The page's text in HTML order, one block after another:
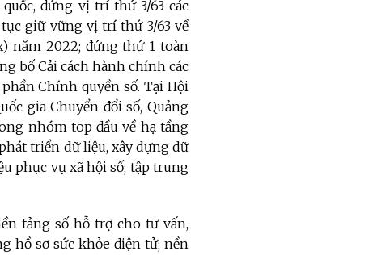
đứng vị trí thứ 3/63 các
giữ vững vị trí thứ 3/63 về
năm 2022; đứng thứ 1 toàn
bố Cải cách hành chính các
Chính quyền số. Tại Hội
gia Chuyển đổi số, Quảng
nhóm top đầu về hạ tầng
triển dữ liệu, xây dựng dữ
phục vụ xã hội số; tập trung
tảng số hỗ trợ cho tư vấn,
hồ sơ sức khỏe điện tử; nền